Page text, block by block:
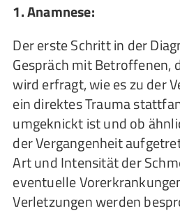
1. Anamnese:
Der erste Schritt in der
Gespräch mit Betroffenen,
wird erfragt, wie es zu der
ein direktes Trauma
umgeknickt ist und ob
der Vergangenheit
Art und Intensität der
eventuelle
Verletzungen werden